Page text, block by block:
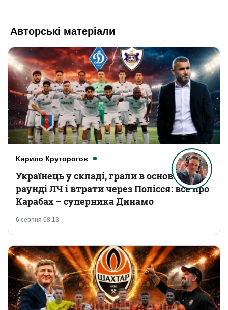
Авторські матеріали
Кирило Круторогов
6 серпня 08:13
Українець у складі, грали в основному
раунді ЛЧ і втрати через Полісся: все про
Карабах – суперника Динамо